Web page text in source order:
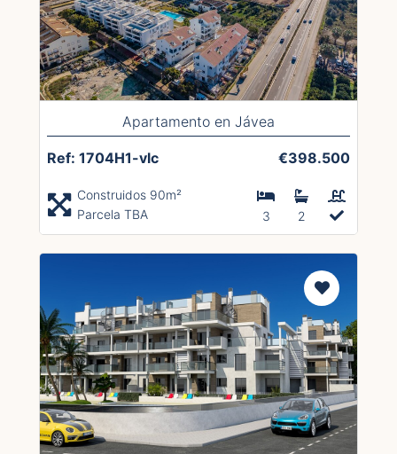
Apartamento en Jávea
Ref: 1704H1-vlc €398.500
Construidos 90m²
Parcela TBA
3 2